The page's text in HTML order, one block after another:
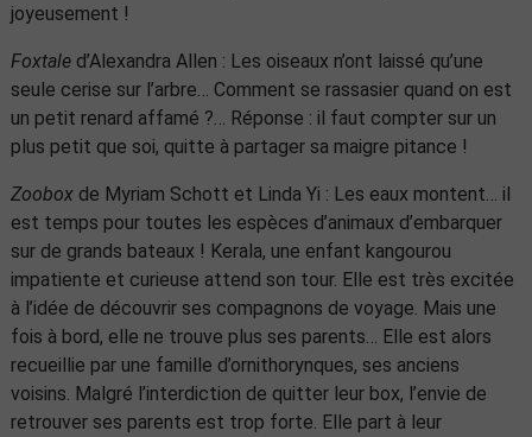
joyeusement !
Foxtaled’Alexandra Allen : Les oiseaux n’ont laissé qu’une
seule cerise sur l’arbre… Comment se rassasier quand on est
un petit renard affamé ?… Réponse : il faut compter sur un
plus petit que soi, quitte à partager sa maigre pitance !
Zooboxde Myriam Schott et Linda Yi : Les eaux montent… il
est temps pour toutes les espèces d’animaux d’embarquer
sur de grands bateaux ! Kerala, une enfant kangourou
impatiente et curieuse attend son tour. Elle est très excitée
à l’idée de découvrir ses compagnons de voyage. Mais une
fois à bord, elle ne trouve plus ses parents… Elle est alors
recueillie par une famille d’ornithorynques, ses anciens
voisins. Malgré l’interdiction de quitter leur box, l’envie de
retrouver ses parents est trop forte. Elle part à leur